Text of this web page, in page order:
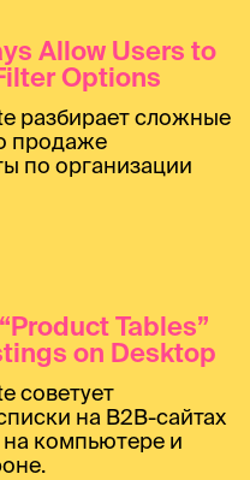
Allow Users to
Options
разбирает сложные
продаже
по организации
Tables”
on Desktop
советует
на B2B-сайтах
компьютере и